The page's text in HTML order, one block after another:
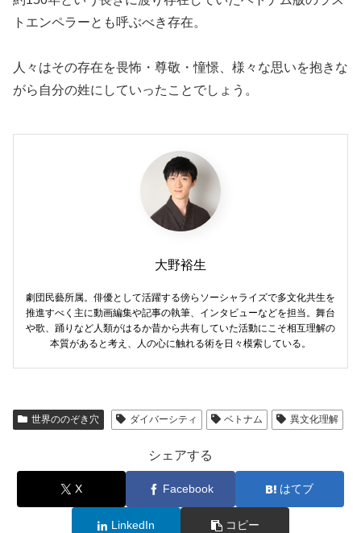
トエンペラーとも呼ぶべき存在。
人々はその存在を畏怖・尊敬・憧憬、様々な思いを抱きな
がら自分の姓にしていったことでしょう。
大野裕生
劇団民藝所属。俳優として活躍する傍らソーシャライズで多文化共生を
推進すべく主に動画編集や記事の執筆、インタビューなどを担当。舞台
や歌、踊りなど人類がはるか昔から共有していた活動にこそ相互理解の
本質があると考え、人の心に触れる術を日々模索している。
世界ののぞき穴 ダイバーシティ ベトナム 異文化理解
シェアする
X Facebook はてブ
LinkedIn コピー